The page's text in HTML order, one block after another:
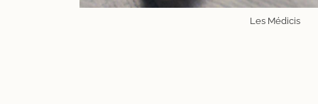
Les Médicis